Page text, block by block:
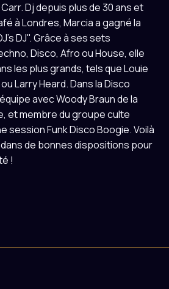
Dj depuis plus de 30 ans et
à Londres, Marcia a gagné la
DJ". Grâce à ses sets
Disco, Afro ou House, elle
les plus grands, tels que Louie
Larry Heard. Dans la Disco
avec Woody Braun de la
et membre du groupe culte
session Funk Disco Boogie. Voilà
de bonnes dispositions pour
!